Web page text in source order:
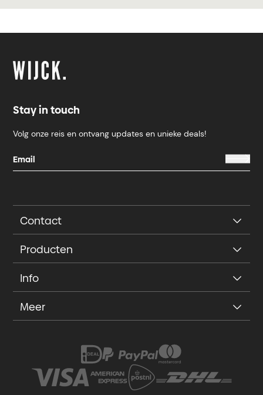
Stay in touch
Volg onze reis en ontvang updates en unieke deals!
Contact
Producten
Info
Meer